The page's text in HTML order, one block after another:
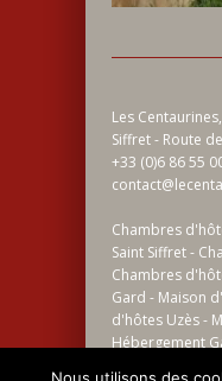
Les
Siffret - Route
+33 (0)6 86 55
Chambres
Saint Siffret -
Chambres
Gard - Maison
d'hôtes Uzès -
Hébergement